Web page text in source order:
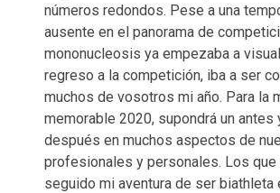
números redondos. Pese a una
ausente en el panorama de
mononucleosis ya empezaba a
regreso a la competición, iba a ser
muchos de vosotros mi año. Para la
memorable 2020, supondrá un antes
después en muchos aspectos de
profesionales y personales. Los que
seguido mi aventura de ser biathleta